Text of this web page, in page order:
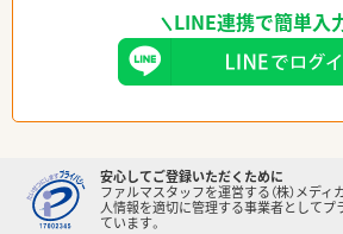
LINE連携で簡単入
安心してご登録いただくために
ファルマスタッフを運営する（株）メディ
人情報を適切に管理する事業者として
ています。